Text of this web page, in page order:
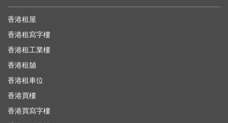
香港租屋
香港租寫字樓
香港租工業樓
香港租舖
香港租車位
香港買樓
香港買寫字樓